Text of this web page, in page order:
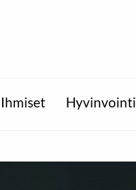
Ihmiset Hyvinvointi